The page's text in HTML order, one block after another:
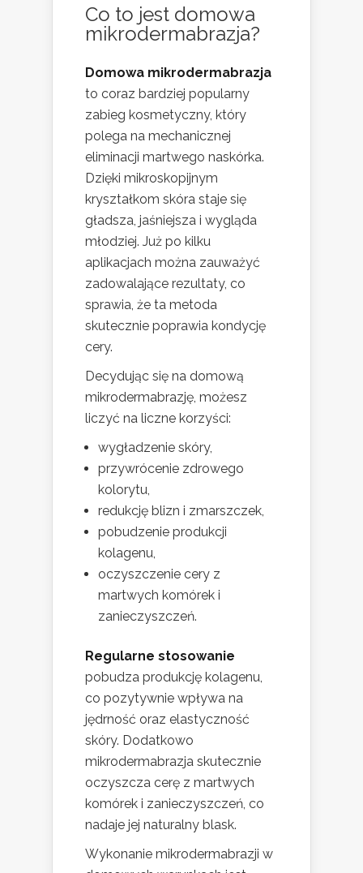
Co to jest domowa
mikrodermabrazja?
Domowa mikrodermabrazja
to coraz bardziej popularny
zabieg kosmetyczny, który
polega na mechanicznej
eliminacji martwego naskórka.
Dzięki mikroskopijnym
kryształkom skóra staje się
gładsza, jaśniejsza i wygląda
młodziej. Już po kilku
aplikacjach można zauważyć
zadowalające rezultaty, co
sprawia, że ta metoda
skutecznie poprawia kondycję
cery.
Decydując się na domową
mikrodermabrazję, możesz
liczyć na liczne korzyści:
wygładzenie skóry,
przywrócenie zdrowego
kolorytu,
redukcję blizn i zmarszczek,
pobudzenie produkcji
kolagenu,
oczyszczenie cery z
martwych komórek i
zanieczyszczeń.
Regularne stosowanie
pobudza produkcję kolagenu,
co pozytywnie wpływa na
jędrność oraz elastyczność
skóry. Dodatkowo
mikrodermabrazja skutecznie
oczyszcza cerę z martwych
komórek i zanieczyszczeń, co
nadaje jej naturalny blask.
Wykonanie mikrodermabrazji w